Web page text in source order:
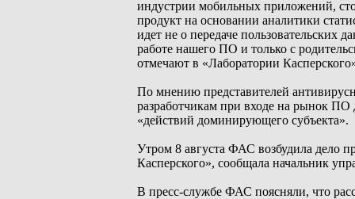
индустрии мобильных приложений,
продукт на основании аналитики
идет не о передаче пользовательских
работе нашего ПО и только с
отмечают в «Лаборатории
По мнению представителей
разработчикам при входе на рынок ПО
«действий доминирующего субъекта».
Утром 8 августа ФАС возбудила дело
Касперского», сообщала начальник
В пресс-службе ФАС поясняли, что